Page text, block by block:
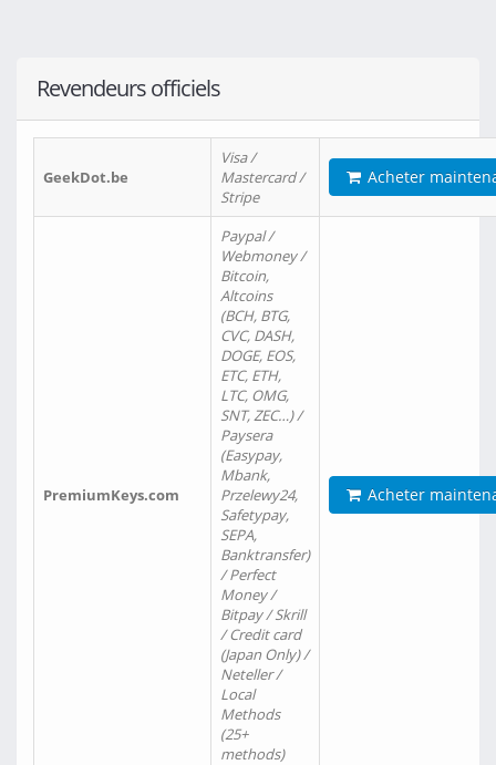
Revendeurs officiels
GeekDot.be
Visa /
Mastercard /
Stripe
Acheter
PremiumKeys.com
Paypal /
Webmoney /
Bitcoin,
Altcoins
(BCH, BTG,
CVC, DASH,
DOGE, EOS,
ETC, ETH,
LTC, OMG,
SNT, ZEC…) /
Paysera
(Easypay,
Mbank,
Przelewy24,
Safetypay,
SEPA,
Banktransfer)
/ Perfect
Money /
Bitpay / Skrill
/ Credit card
(Japan Only) /
Neteller /
Local
Methods
(25+
methods)
Acheter